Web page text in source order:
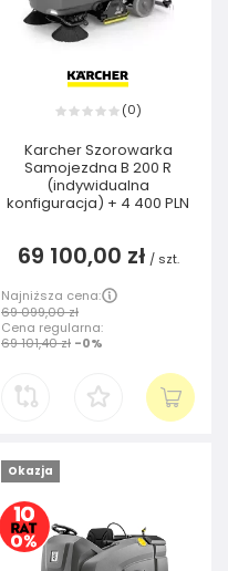
(0)
Karcher Szorowarka
Samojezdna B 200 R
(indywidualna
konfiguracja) + 4 400 PLN
69 100,00 zł / szt.
Najniższa cena:
69 099,00 zł
Cena regularna:
69 101,40 zł -0%
Okazja